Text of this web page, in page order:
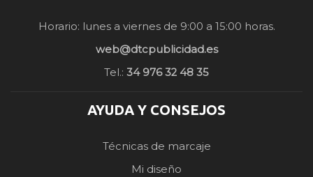
Horario: lunes a viernes de 9:00 a 15:00 horas.
web@dtcpublicidad.es
Tel.: 34 976 32 48 35
AYUDA Y CONSEJOS
Técnicas de marcaje
Mi diseño